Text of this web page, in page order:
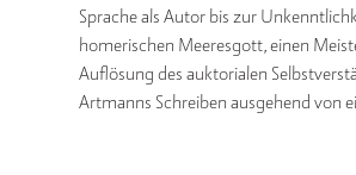
Sprache als Autor bis zur
homerischen Meeresgott, einen
Auflösung des auktorialen
Artmanns Schreiben ausgehend von